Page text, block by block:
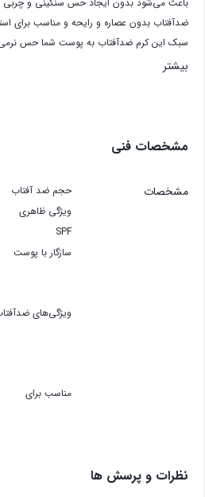
ضدآفتاب بدون عصاره و رایحه و مناسب برای
سبک این کرم ضدآفتاب به پوست شما حس
بیشتر
مشخصات فنی
مشخصات حجم ضد آفتاب
ویژگی ظاهری
SPF
سازگار با پوست‌
ویژگی‌های
مناسب برای
نظرات و پرسش ها